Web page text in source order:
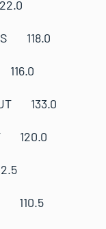
122.0
RUS 118.0
116.0
AUT 133.0
AUT 120.0
122.5
110.5